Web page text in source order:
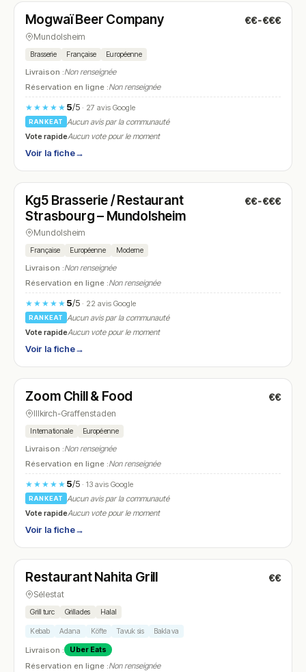
N° 8
Mogwaï Beer Company €€-€€€
Mundolsheim
Brasserie Française Européenne
Livraison :Non renseignée
Réservation en ligne :Non renseignée
★★★★★ 5/5· 27 avis Google
RANKEAT
Aucun avis par la communauté
Vote rapideAucun vote pour le moment
Voir la fiche→
N° 9
Kg5 Brasserie / Restaurant
Strasbourg – Mundolsheim
€€-€€€
Mundolsheim
Française Européenne Moderne
Livraison :Non renseignée
Réservation en ligne :Non renseignée
★★★★★ 5/5· 22 avis Google
RANKEAT
Aucun avis par la communauté
Vote rapideAucun vote pour le moment
Voir la fiche→
N° 10
Zoom Chill & Food €€
Illkirch-Graffenstaden
Internationale Européenne
Livraison :Non renseignée
Réservation en ligne :Non renseignée
★★★★★ 5/5· 13 avis Google
RANKEAT
Aucun avis par la communauté
Vote rapideAucun vote pour le moment
Voir la fiche→
N° 11
Restaurant Nahita Grill €€
Sélestat
Grill turc Grillades Halal
Kebab Adana Köfte Tavuk sis Baklava
Livraison : Uber Eats
Réservation en ligne :Non renseignée